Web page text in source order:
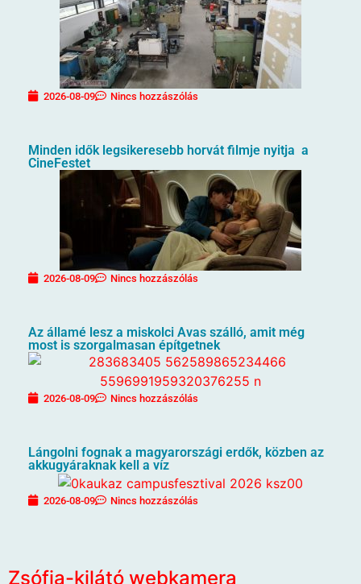
2026-08-09 Nincs hozzászólás
Minden idők legsikeresebb horvát filmje nyitja a
CineFestet
2026-08-09 Nincs hozzászólás
Az államé lesz a miskolci Avas szálló, amit még
most is szorgalmasan építgetnek
2026-08-09 Nincs hozzászólás
Lángolni fognak a magyarországi erdők, közben az
akkugyáraknak kell a víz
2026-08-09 Nincs hozzászólás
Zsófia-kilátó webkamera